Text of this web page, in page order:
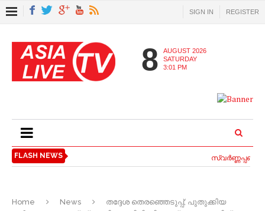
SIGN IN REGISTER
8
AUGUST 2026
SATURDAY
3:01 PM
FLASH NEWS സ്വര്‍ണ്ണപ്പണയ
Home News
തദ്ദേശ തെരഞ്ഞെടുപ്പ്; പുതുക്കിയ